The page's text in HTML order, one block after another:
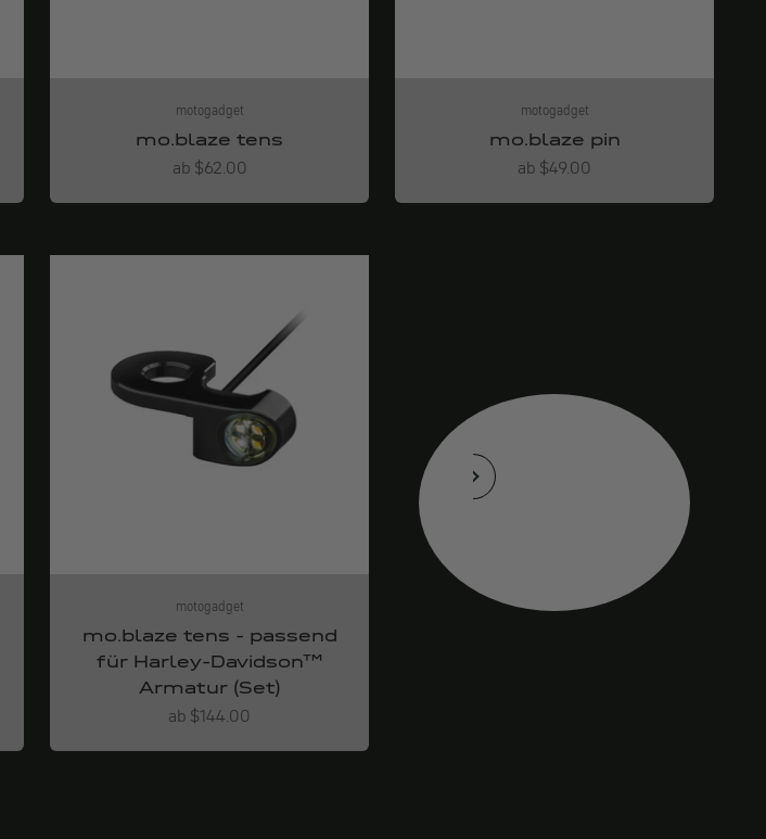
motogadget
mo.blaze tens
Angebot
ab $62.00
motogadget
mo.blaze pin
Angebot
ab $49.00
motogadget
mo.blaze tens - passend
für Harley-Davidson™
Armatur (Set)
Angebot
ab $144.00
Accessori per
l'illuminazione